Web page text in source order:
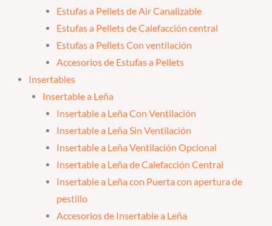
Estufas a Pellets de Air Canalizable
Estufas a Pellets de Calefacción central
Estufas a Pellets Con ventilación
Accesorios de Estufas a Pellets
Insertables
Insertable a Leña
Insertable a Leña Con Ventilación
Insertable a Leña Sin Ventilación
Insertable a Leña Ventilación Opcional
Insertable a Leña de Calefacción Central
Insertable a Leña con Puerta con apertura de
pestillo
Accesorios de Insertable a Leña